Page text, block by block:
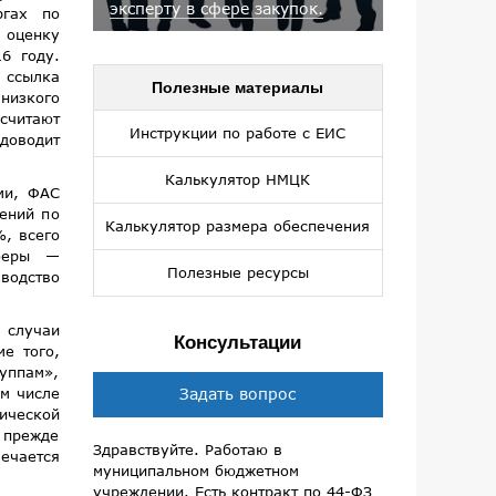
по
году.
ссылка
ФАС
по
всего
—
того,
числе
прежде
эксперту в сфере закупок.
Полезные материалы
Инструкции по работе с ЕИС
Калькулятор НМЦК
Калькулятор размера обеспечения
Полезные ресурсы
Консультации
Задать вопрос
Здравствуйте. Работаю в
муниципальном бюджетном
учреждении. Есть контракт по 44-ФЗ